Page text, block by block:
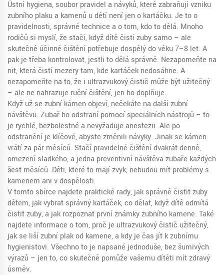
Ústní hygiena, soubor pravidel a návyků, které zabraňují vzniku
zubního plaku a kamenů u dětí není jen o kartáčku. Je to o
pravidelnosti, správné technice a o tom, kdo to dělá. Mnoho
rodičů si myslí, že stačí, když dítě čistí zuby samo – ale
skutečně účinné čištění potřebuje dospělý do věku 7–8 let. A
pak je třeba kontrolovat, jestli to dělá správně. Nezapomeňte na
nit, která čistí mezery tam, kde kartáček nedosáhne. A
nezapomeňte na to, že i ultrazvukový čistič může být užitečný
– ale ne nahrazuje ruční čištění, jen ho doplňuje.
Když už se zubní kámen objeví, nečekáte na další zubní
návštěvu. Zubař ho odstraní pomocí speciálních nástrojů – to
je rychlé, bezbolestné a nevyžaduje anestezii. Ale po
odstranění je klíčové, abyste změnili návyky. Jinak se kámen
vrátí za pár měsíců. Stačí pravidelné čištění dvakrát denně,
omezení sladkého, a jedna preventivní návštěva zubaře každých
šest měsíců. Děti, které to mají zvyk, nebudou mít problémy s
kamenem ani v dospělosti.
V tomto sbírce najdete praktické rady, jak správně čistit zuby
dětem, jak vybrat správný kartáček, co dělat, když dítě odmítá
čistit zuby, a jak rozpoznat první známky zubního kamene. Také
najdete informace o tom, proč je ultrazvukový čistič užitečný,
jak se liší zubní plak od kamene, a kdy je čas jít k zubnímu
hygienistovi. Všechno to je napsané jednoduše, bez šumivých
výrazů – jen to, co skutečně pomůže vašemu dítěti mít zdravý
úsměv.